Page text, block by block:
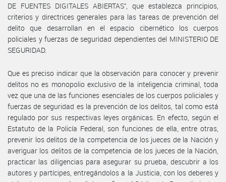
DE FUENTES DIGITALES ABIERTAS”, que establezca principios,
criterios y directrices generales para las tareas de prevención del
delito que desarrollan en el espacio cibernético los cuerpos
policiales y fuerzas de seguridad dependientes del MINISTERIO DE
SEGURIDAD.
Que es preciso indicar que la observación para conocer y prevenir
delitos no es monopolio exclusivo de la inteligencia criminal, toda
vez que una de las funciones esenciales de los cuerpos policiales y
fuerzas de seguridad es la prevención de los delitos, tal como está
regulado por sus respectivas leyes orgánicas. En efecto, según el
Estatuto de la Policía Federal, son funciones de ella, entre otras,
prevenir los delitos de la competencia de los jueces de la Nación y
averiguar los delitos de la competencia de los jueces de la Nación,
practicar las diligencias para asegurar su prueba, descubrir a los
autores y partícipes, entregándolos a la Justicia, con los deberes y